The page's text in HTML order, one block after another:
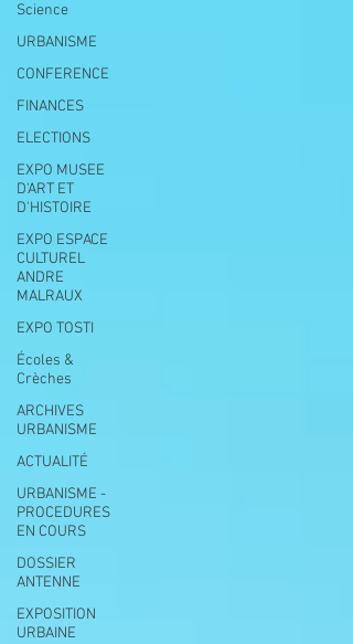
Science
URBANISME
CONFERENCE
FINANCES
ELECTIONS
EXPO MUSEE
D'ART ET
D'HISTOIRE
EXPO ESPACE
CULTUREL
ANDRE
MALRAUX
EXPO TOSTI
Écoles &
Crèches
ARCHIVES
URBANISME
ACTUALITÉ
URBANISME -
PROCEDURES
EN COURS
DOSSIER
ANTENNE
EXPOSITION
URBAINE